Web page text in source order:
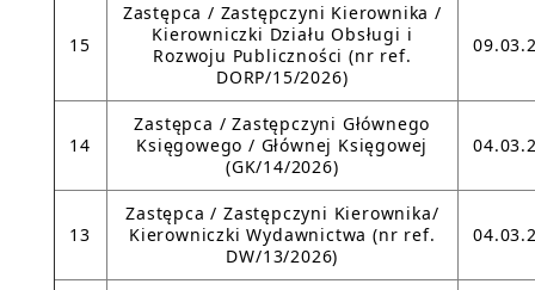
15
Zastępca / Zastępczyni Kierownika /
Kierowniczki Działu Obsługi i
Rozwoju Publiczności (nr ref.
DORP/15/2026)
14
Zastępca / Zastępczyni Głównego
Księgowego / Głównej Księgowej
(GK/14/2026)
13
Zastępca / Zastępczyni Kierownika/
Kierowniczki Wydawnictwa (nr ref.
DW/13/2026)